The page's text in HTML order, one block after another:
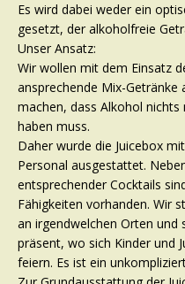
Es wird dabei weder ein
gesetzt, der alkoholfreie
Unser Ansatz:
Wir wollen mit dem Einsatz
ansprechende Mix-Getränke
machen, dass Alkohol
haben muss.
Daher wurde die Juicebox
Personal ausgestattet.
entsprechender Cocktails
Fähigkeiten vorhanden. Wir
an irgendwelchen Orten und
präsent, wo sich Kinder und
feiern. Es ist ein